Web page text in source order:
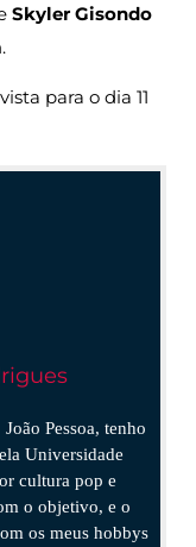
Skyler Gisondo
para o dia 11
Pessoa, tenho
Universidade
cultura pop e
o objetivo, e o
os meus hobbys